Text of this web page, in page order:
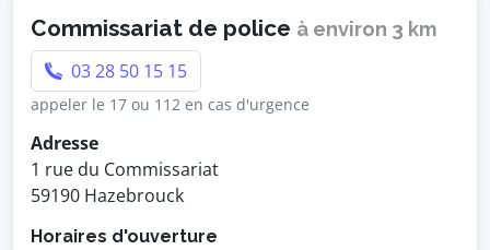
Commissariat de police à environ 3 km
03 28 50 15 15
appeler le 17 ou 112 en cas d'urgence
Adresse
1 rue du Commissariat
59190 Hazebrouck
Horaires d'ouverture